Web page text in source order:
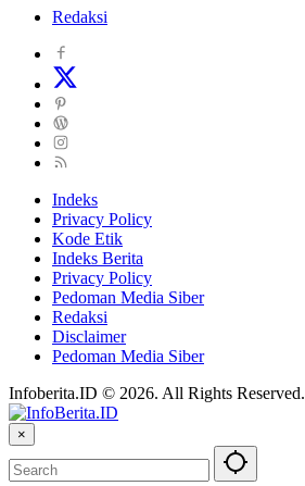
Redaksi
Indeks
Privacy Policy
Kode Etik
Indeks Berita
Privacy Policy
Pedoman Media Siber
Redaksi
Disclaimer
Pedoman Media Siber
Infoberita.ID © 2026. All Rights Reserved.
×